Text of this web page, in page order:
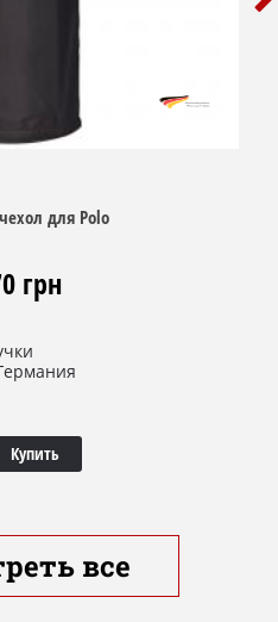
для Polo
грн
Купить
все